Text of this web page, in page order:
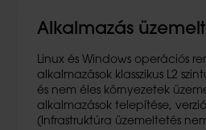
Alkalmazás
Linux és Windows operációs
alkalmazások klasszikus L2
és nem éles környezetek
alkalmazások telepítése,
(Infrastruktúra üzemeltetés